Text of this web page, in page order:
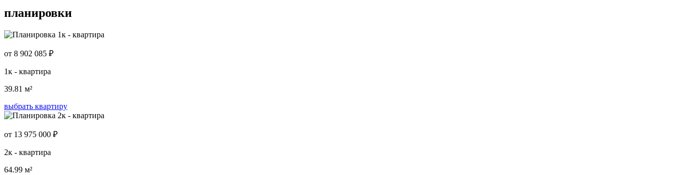
планировки
от 8 902 085 ₽
1к - квартира
39.81 м²
выбрать квартиру
от 13 975 000 ₽
2к - квартира
64.99 м²